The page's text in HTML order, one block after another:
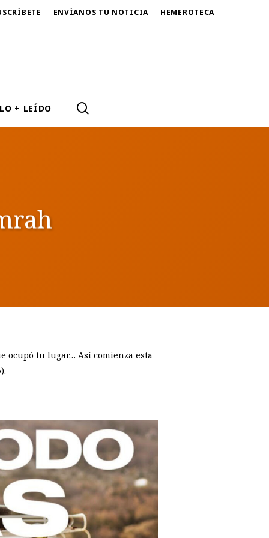
ENVÍANOS TU NOTICIA HEMEROTECA
LO + LEÍDO
ocupó tu lugar… Así comienza esta